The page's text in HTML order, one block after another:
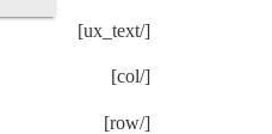
[/ux_text]
[/col]
[/row]